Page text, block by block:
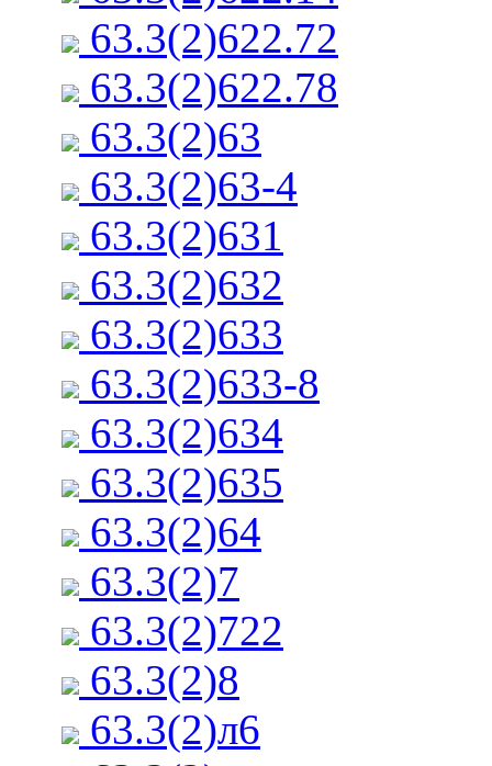
63.3(2)622.72
63.3(2)622.78
63.3(2)63
63.3(2)63-4
63.3(2)631
63.3(2)632
63.3(2)633
63.3(2)633-8
63.3(2)634
63.3(2)635
63.3(2)64
63.3(2)7
63.3(2)722
63.3(2)8
63.3(2)л6